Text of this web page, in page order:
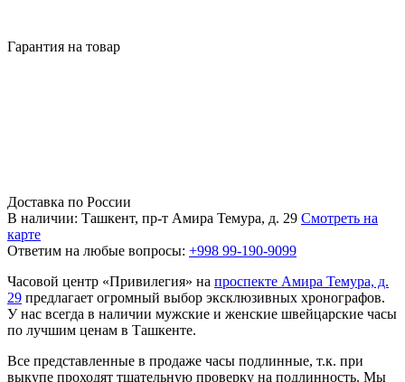
Гарантия на товар
Доставка по России
В наличии: Ташкент, пр-т Амира Темура, д. 29 Смотреть на
карте
Ответим на любые вопросы: +998 99-190-9099
Часовой центр «Привилегия» на проспекте Амира Темура, д.
29 предлагает огромный выбор эксклюзивных хронографов.
У нас всегда в наличии мужские и женские швейцарские часы
по лучшим ценам в Ташкенте.
Все представленные в продаже часы подлинные, т.к. при
выкупе проходят тщательную проверку на подлинность. Мы